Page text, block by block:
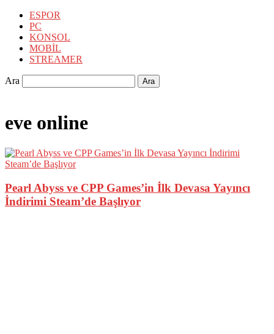
ESPOR
PC
KONSOL
MOBİL
STREAMER
Ara
eve online
Pearl Abyss ve CPP Games’in İlk Devasa Yayıncı
İndirimi Steam’de Başlıyor